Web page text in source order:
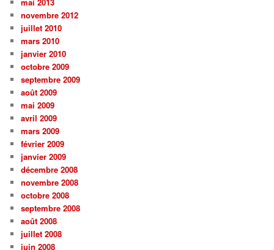
mai 2013
novembre 2012
juillet 2010
mars 2010
janvier 2010
octobre 2009
septembre 2009
août 2009
mai 2009
avril 2009
mars 2009
février 2009
janvier 2009
décembre 2008
novembre 2008
octobre 2008
septembre 2008
août 2008
juillet 2008
juin 2008